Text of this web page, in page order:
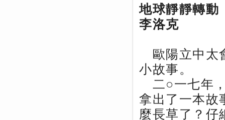
地球靜靜轉動
李洛克
歐陽立中太
小故事。
二○一七年
拿出了一本故
麼長草了？仔